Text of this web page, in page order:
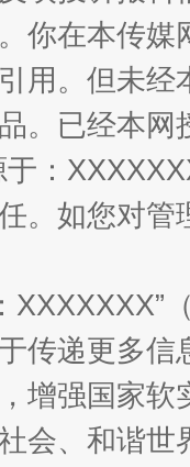
你在本传
用。但未
。已经本
：
。如您对
传递更多
增强国家
会、和谐